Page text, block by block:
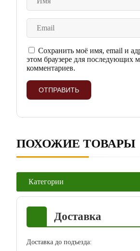
Категории
Доставка
Доставка до подъезда:
Сохранить моё имя, email и
этом браузере для последующих
комментариев.
ПОХОЖИЕ ТОВАРЫ